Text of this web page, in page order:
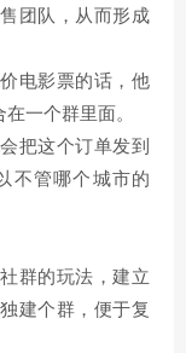
团队，从而形成
电影票的话，他
一个群里面。
把这个订单发到
不管哪个城市的
群的玩法，建立
建个群，便于复